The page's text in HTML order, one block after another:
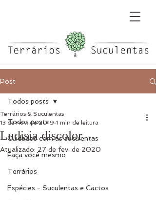
Post
Todos posts
Cuidados com as suculentas
Faça você mesmo
Terrários
Espécies - Suculentas e Cactos
Todos posts
Ludisia discolor
Terrários & Suculentas
13 de nov. de 2019 1 min de leitura
Atualizado: 27 de fev. de 2020